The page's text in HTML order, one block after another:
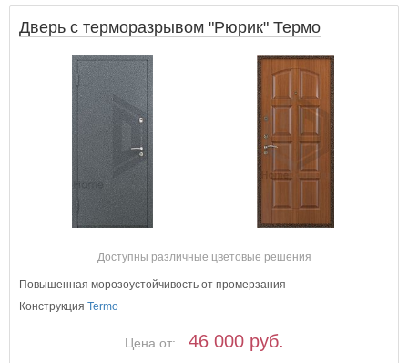
Дверь с терморазрывом "Рюрик" Термо
Доступны различные цветовые решения
Повышенная морозоустойчивость от промерзания
КонструкцияTermo
Цена от: 46 000 руб.